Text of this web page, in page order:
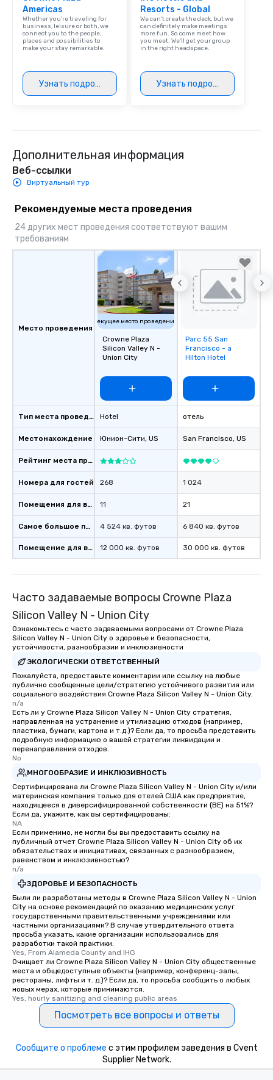
Americas
Whether you’re traveling for
business, leisure or both, we
connect you to the people,
places and possibilities to
make your stay remarkable.
Узнать подробнее
Resorts - Global
We can't create the deck, but we
can definitely make meetings
more fun. So come meet how
you meet. We'll get your group
in the right headspace.
Узнать подробнее
Дополнительная информация
Веб-ссылки
Виртуальный тур
Рекомендуемые места проведения
24 других мест проведения соответствуют вашим
требованиям
Место проведения
Тип места проведения
Местонахождение
Рейтинг места проведения
Номера для гостей
Помещения для встреч
Самое большое помещение
Помещение для встречи
Текущее место проведения
Crowne Plaza
Silicon Valley N -
Union City
Hotel
Юнион-Сити, US
268
11
4 524 кв. футов
12 000 кв. футов
Removed from
favorites
Parc 55 San
Francisco - a
Hilton Hotel
отель
San Francisco, US
1 024
21
6 840 кв. футов
30 000 кв. футов
Часто задаваемые вопросы Crowne Plaza
Silicon Valley N - Union City
Ознакомьтесь с часто задаваемыми вопросами от Crowne Plaza
Silicon Valley N - Union City о здоровье и безопасности,
устойчивости, разнообразии и инклюзивности
ЭКОЛОГИЧЕСКИ ОТВЕТСТВЕННЫЙ
Пожалуйста, предоставьте комментарии или ссылку на любые
публично сообщенные цели/стратегию устойчивого развития или
социального воздействия Crowne Plaza Silicon Valley N - Union City.
n/a
Есть ли у Crowne Plaza Silicon Valley N - Union City стратегия,
направленная на устранение и утилизацию отходов (например,
пластика, бумаги, картона и т.д.)? Если да, то просьба представить
подробную информацию о вашей стратегии ликвидации и
перенаправления отходов.
No
МНОГООБРАЗИЕ И ИНКЛЮЗИВНОСТЬ
Сертифицирована ли Crowne Plaza Silicon Valley N - Union City и/или
материнская компания только для отелей США как предприятие,
находящееся в диверсифицированной собственности (BE) на 51%?
Если да, укажите, как вы сертифицированы:
NA
Если применимо, не могли бы вы предоставить ссылку на
публичный отчет Crowne Plaza Silicon Valley N - Union City об их
обязательствах и инициативах, связанных с разнообразием,
равенством и инклюзивностью?
n/a
ЗДОРОВЬЕ И БЕЗОПАСНОСТЬ
Были ли разработаны методы в Crowne Plaza Silicon Valley N - Union
City на основе рекомендаций по оказанию медицинских услуг
государственными правительственными учреждениями или
частными организациями? В случае утвердительного ответа
просьба указать, какие организации использовались для
разработки такой практики.
Yes, From Alameda County and IHG
Очищает ли Crowne Plaza Silicon Valley N - Union City общественные
места и общедоступные объекты (например, конференц-залы,
рестораны, лифты и т. д.)? Если да, то просьба сообщить о любых
новых мерах, которые принимаются.
Yes, hourly sanitizing and cleaning public areas
Посмотреть все вопросы и ответы
Сообщите о проблеме с этим профилем заведения в Cvent
Supplier Network.